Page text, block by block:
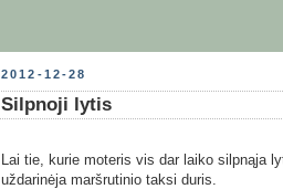
2012-12-28
Silpnoji lytis
Lai tie, kurie moteris vis dar laiko silpnąja
uždarinėja maršrutinio taksi duris.